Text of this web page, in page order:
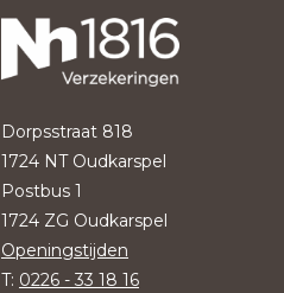
Dorpsstraat 818
1724 NT Oudkarspel
Postbus 1
1724 ZG Oudkarspel
Openingstijden
T: 0226 - 33 18 16